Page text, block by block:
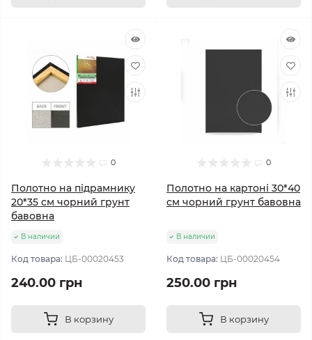
0
Полотно на підрамнику
20*35 см чорний грунт
бавовна
В наличии
Код товара: ЦБ-00020453
240.00 грн
В корзину
0
Полотно на картоні 30*40
см чорний грунт бавовна
В наличии
Код товара: ЦБ-00020454
250.00 грн
В корзину